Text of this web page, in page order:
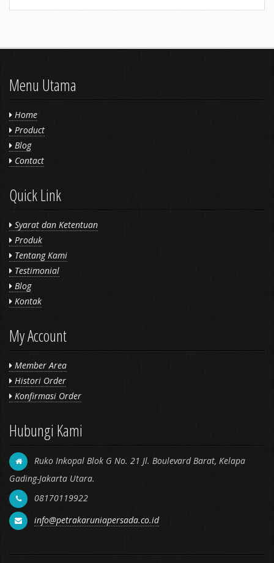
Menu Utama
Home
Product
Blog
Contact
Quick Link
Syarat dan Ketentuan
Produk
Tentang Kami
Testimonial
Blog
Kontak
My Account
Member Area
Histori Order
Konfirmasi Order
Hubungi Kami
Ruko Inkopal Blok G No. 21 Jl. Boulevard Barat, Kelapa
Gading-Jakarta Utara.
08170119922
info@petrakaruniapersada.co.id